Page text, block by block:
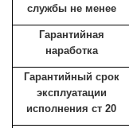
службы не менее
Гарантийная
наработка
Гарантийный срок
эксплуатации
исполнения ст 20